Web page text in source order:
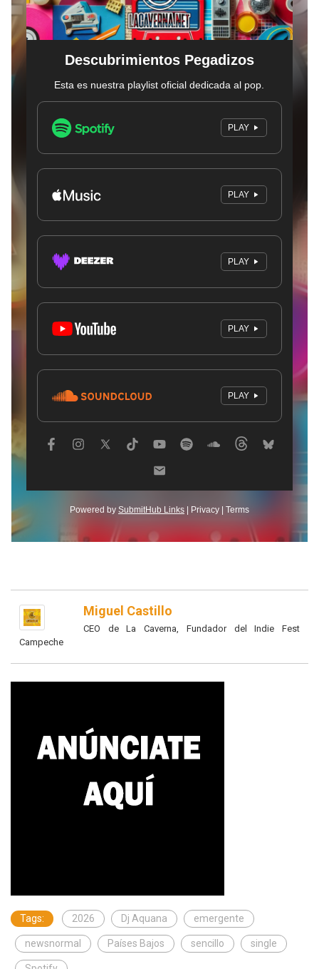
Miguel Castillo
CEO de La Caverna, Fundador del Indie Fest
Campeche
Tags: 2026 Dj Aquana emergente
newsnormal Países Bajos sencillo single